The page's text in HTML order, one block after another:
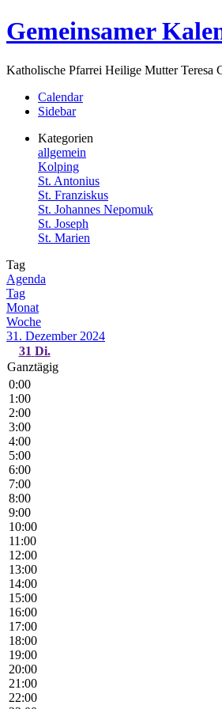
Zum
Inhalt
Gemeinsamer
Katholische Pfarrei Heilige Mutter Teresa
Menü
Calendar
Sidebar
Kategorien
allgemein
Kolping
St. Antonius
St. Franziskus
St. Johannes Nepomuk
St. Joseph
St. Marien
Tag
Agenda
Tag
Monat
Woche
31. Dezember 2024
31 Di.
Ganztägig
0:00
1:00
2:00
3:00
4:00
5:00
6:00
7:00
8:00
9:00
10:00
11:00
12:00
13:00
14:00
15:00
16:00
17:00
18:00
19:00
20:00
21:00
22:00